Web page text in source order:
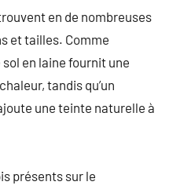
en de nombreuses
et tailles. Comme
en laine fournit une
tandis qu’un
une teinte naturelle à
présents sur le